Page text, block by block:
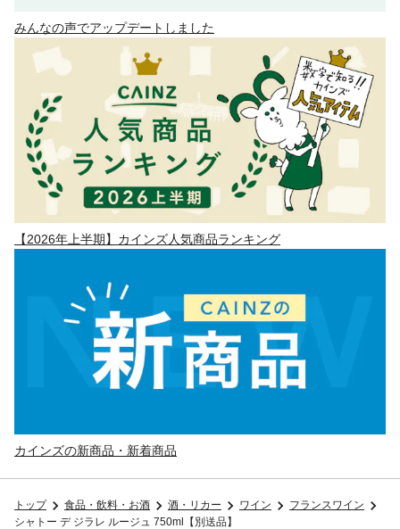
みんなの声でアップデートしました
【2026年上半期】カインズ人気商品ランキング
カインズの新商品・新着商品
トップ 食品・飲料・お酒 酒・リカー ワイン
フランスワイン
シャトー デ ジラレ ルージュ 750ml【別送品】